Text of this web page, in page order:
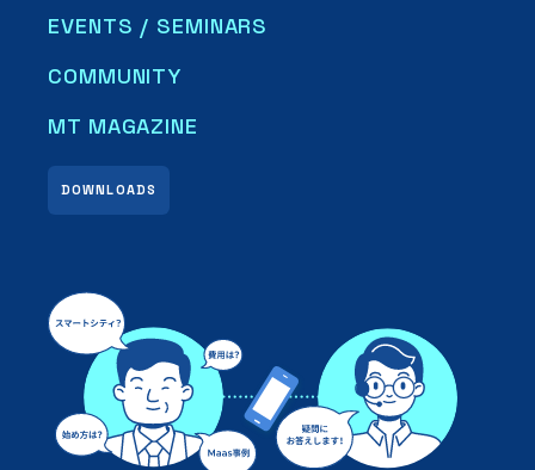
EVENTS / SEMINARS
COMMUNITY
DOWNLOADS
MT MAGAZINE